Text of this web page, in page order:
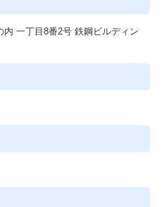
一丁目8番2号 鉄鋼ビルディン